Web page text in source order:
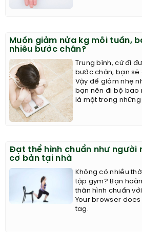
Muốn giảm nửa kg mỗi tuần,
nhiêu bước chân?
Trung bình, cứ đi
bước chân, bạn sẽ
Vậy để giảm nhẹ
bạn nên đi bộ bao
là một trong
Đạt thể hình chuẩn như người
cơ bản tại nhà
Không có nhiều
tập gym? Bạn
thân hình chuẩn
Your browser
tag.